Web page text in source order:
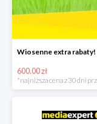
600.00 zł